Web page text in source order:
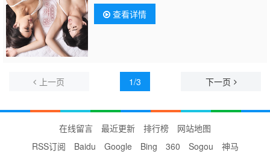
查看详情
上一页 1/3 下一页
在线留言 最近更新 排行榜
网站地图
RSS订阅
Baidu Google Bing 360 Sogou 神马